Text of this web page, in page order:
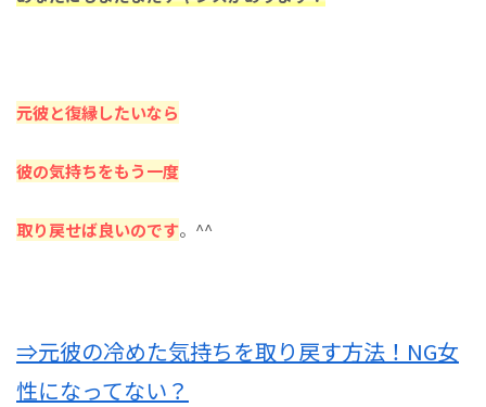
元彼と復縁したいなら
彼の気持ちをもう一度
取り戻せば良いのです。^^
⇒元彼の冷めた気持ちを取り戻す方法！NG女
性になってない？